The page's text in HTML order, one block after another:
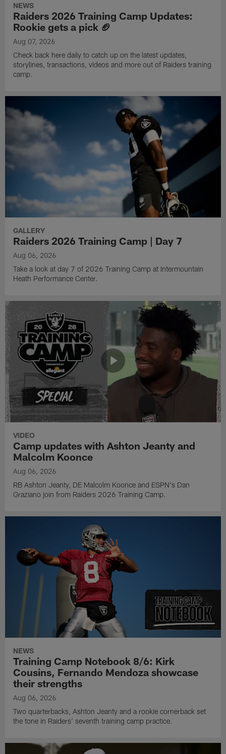
NEWS
Raiders 2026 Training Camp Updates:
Rookie gets a pick 🏈
Aug 07, 2026
Check back here daily to catch up on the latest updates,
storylines, transactions, videos and more out of Raiders training
camp.
GALLERY
Raiders 2026 Training Camp | Day 7
Aug 06, 2026
Take a look at day 7 of 2026 Training Camp at Intermountain
Heath Performance Center.
VIDEO
Camp updates with Ashton Jeanty and
Malcolm Koonce
Aug 06, 2026
RB Ashton Jeanty, DE Malcolm Koonce and ESPN's Dan
Graziano join from Raiders 2026 Training Camp.
NEWS
Training Camp Notebook 8/6: Kirk
Cousins, Fernando Mendoza showcase
their strengths
Aug 06, 2026
Two quarterbacks, Ashton Jeanty and a rookie cornerback set
the tone in Raiders' seventh training camp practice.